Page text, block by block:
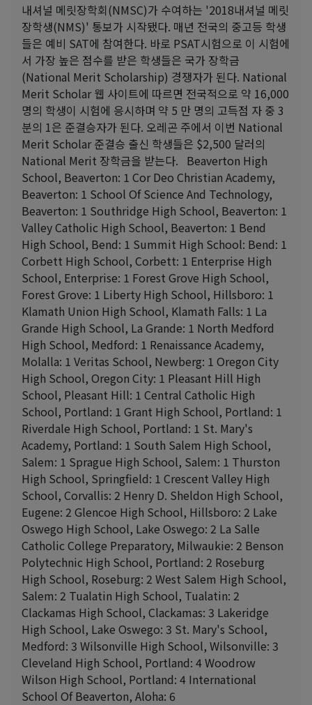
내셔널 메릿장학회(NMSC)가 수여하는 '2018내셔널 메릿
장학생(NMS)' 통보가 시작됐다. 매년 전국의 중고등 학생
들은 예비 SAT에 참여한다. 바로 PSAT시험으로 이 시험에
서 가장 높은 점수를 받은 학생들은 국가 장학금
(National Merit Scholarship) 경쟁자가 된다. National
Merit Scholar 웹 사이트에 따르면 전국적으로 약 16,000
명의 학생이 시험에 응시하며 약 5 만 명의 고득점 자 중 3
분의 1은 준결승자가 된다. 오레곤 주에서 이번 National
Merit Scholar 준결승 출신 학생들은 $2,500 달러의
National Merit 장학금을 받는다. Beaverton High
School, Beaverton: 1 Cor Deo Christian Academy,
Beaverton: 1 School Of Science And Technology,
Beaverton: 1 Southridge High School, Beaverton: 1
Valley Catholic High School, Beaverton: 1 Bend
High School, Bend: 1 Summit High School: Bend: 1
Corbett High School, Corbett: 1 Enterprise High
School, Enterprise: 1 Forest Grove High School,
Forest Grove: 1 Liberty High School, Hillsboro: 1
Klamath Union High School, Klamath Falls: 1 La
Grande High School, La Grande: 1 North Medford
High School, Medford: 1 Renaissance Academy,
Molalla: 1 Veritas School, Newberg: 1 Oregon City
High School, Oregon City: 1 Pleasant Hill High
School, Pleasant Hill: 1 Central Catholic High
School, Portland: 1 Grant High School, Portland: 1
Riverdale High School, Portland: 1 St. Mary's
Academy, Portland: 1 South Salem High School,
Salem: 1 Sprague High School, Salem: 1 Thurston
High School, Springfield: 1 Crescent Valley High
School, Corvallis: 2 Henry D. Sheldon High School,
Eugene: 2 Glencoe High School, Hillsboro: 2 Lake
Oswego High School, Lake Oswego: 2 La Salle
Catholic College Preparatory, Milwaukie: 2 Benson
Polytechnic High School, Portland: 2 Roseburg
High School, Roseburg: 2 West Salem High School,
Salem: 2 Tualatin High School, Tualatin: 2
Clackamas High School, Clackamas: 3 Lakeridge
High School, Lake Oswego: 3 St. Mary's School,
Medford: 3 Wilsonville High School, Wilsonville: 3
Cleveland High School, Portland: 4 Woodrow
Wilson High School, Portland: 4 International
School Of Beaverton, Aloha: 6